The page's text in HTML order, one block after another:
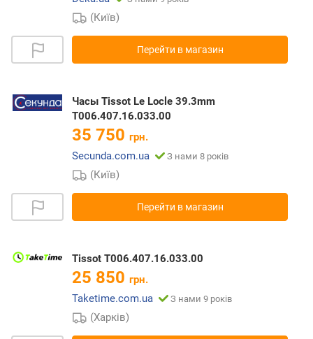
(Київ)
Перейти в магазин
Часы Tissot Le Locle 39.3mm
T006.407.16.033.00
35 750 грн.
Secunda.com.ua
З нами 8 років
(Київ)
Перейти в магазин
Tissot T006.407.16.033.00
25 850 грн.
Taketime.com.ua
З нами 9 років
(Харків)